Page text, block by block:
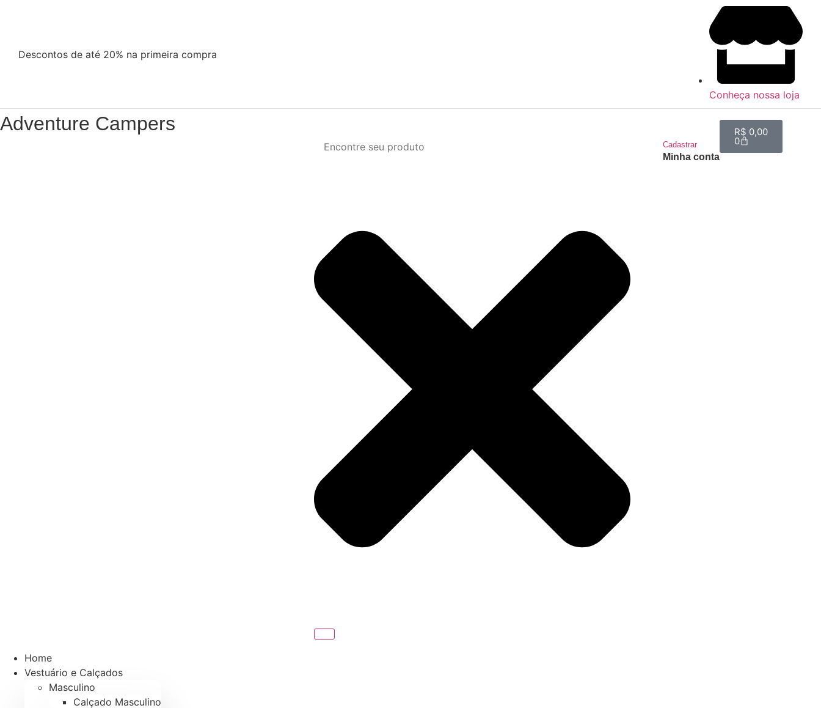
Descontos de até 20% na primeira compra
Conheça nossa loja
Adventure Campers
Cadastrar
Minha conta
R$ 0,00
0
Home
Vestuário e Calçados
Masculino
Calçado Masculino